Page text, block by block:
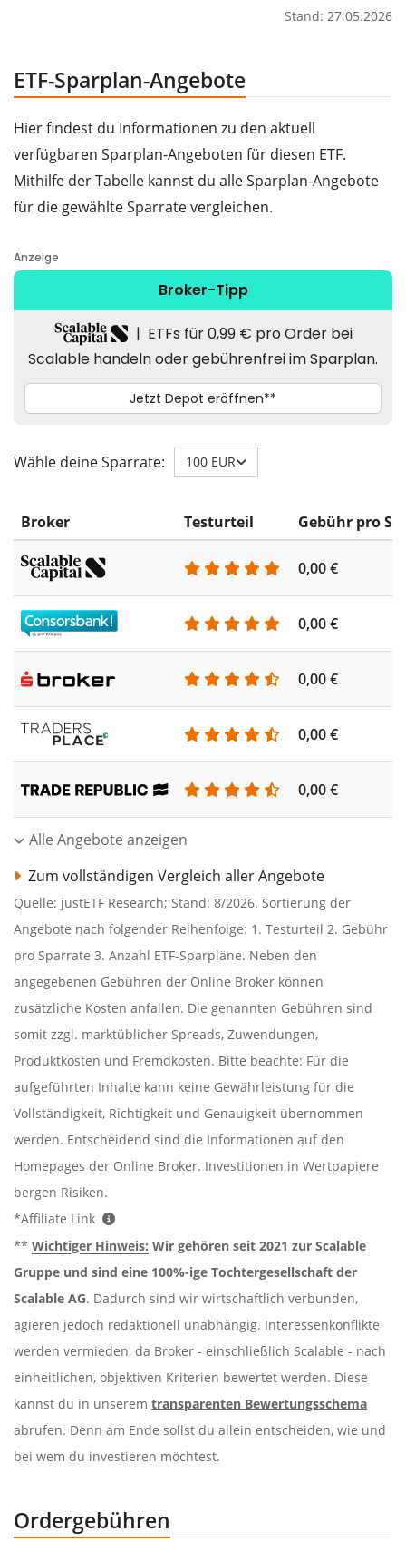
Stand: 27.05.2026
ETF-Sparplan-Angebote
Hier findest du Informationen zu den aktuell
verfügbaren Sparplan-Angeboten für diesen ETF.
Mithilfe der Tabelle kannst du alle Sparplan-Angebote
für die gewählte Sparrate vergleichen.
Wähle deine Sparrate: 100 EUR
Broker Testurteil Gebühr pro
0,00 €
0,00 €
0,00 €
0,00 €
0,00 €
Alle Angebote anzeigen
Zum vollständigen Vergleich aller Angebote
Quelle: justETF Research; Stand: 8/2026. Sortierung der
Angebote nach folgender Reihenfolge: 1. Testurteil 2. Gebühr
pro Sparrate 3. Anzahl ETF-Sparpläne. Neben den
angegebenen Gebühren der Online Broker können
zusätzliche Kosten anfallen. Die genannten Gebühren sind
somit zzgl. marktüblicher Spreads, Zuwendungen,
Produktkosten und Fremdkosten. Bitte beachte: Für die
aufgeführten Inhalte kann keine Gewährleistung für die
Vollständigkeit, Richtigkeit und Genauigkeit übernommen
werden. Entscheidend sind die Informationen auf den
Homepages der Online Broker. Investitionen in Wertpapiere
bergen Risiken.
*Affiliate Link
** Wichtiger Hinweis: Wir gehören seit 2021 zur Scalable
Gruppe und sind eine 100%-ige Tochtergesellschaft der
Scalable AG. Dadurch sind wir wirtschaftlich verbunden,
agieren jedoch redaktionell unabhängig. Interessenkonflikte
werden vermieden, da Broker - einschließlich Scalable - nach
einheitlichen, objektiven Kriterien bewertet werden. Diese
kannst du in unserem transparenten Bewertungsschema
abrufen. Denn am Ende sollst du allein entscheiden, wie und
bei wem du investieren möchtest.
Ordergebühren